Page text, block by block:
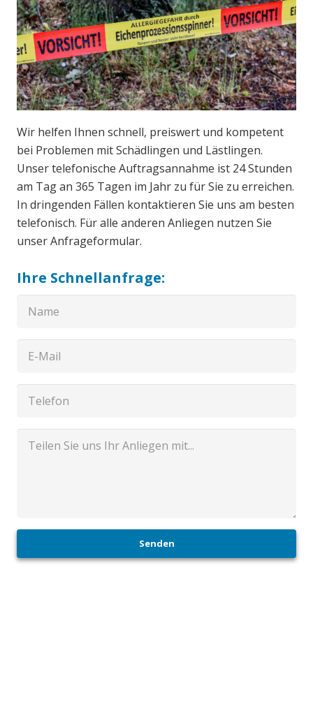
Wir helfen Ihnen schnell, preiswert und kompetent
bei Problemen mit Schädlingen und Lästlingen.
Unser telefonische Auftragsannahme ist 24 Stunden
am Tag an 365 Tagen im Jahr zu für Sie zu erreichen.
In dringenden Fällen kontaktieren Sie uns am besten
telefonisch. Für alle anderen Anliegen nutzen Sie
unser Anfrageformular.
Ihre Schnellanfrage:
Senden